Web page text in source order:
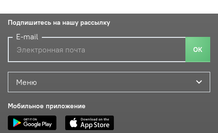
Меню
Мобильное приложение
Подпишитесь на нашу рассылку
E-mail
ОК